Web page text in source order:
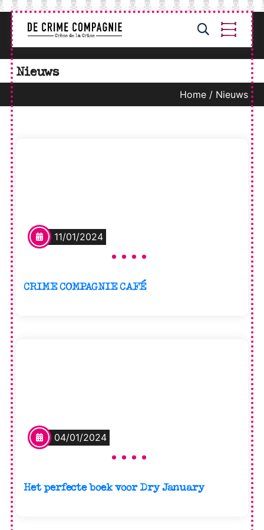
Auteurs
Nieuws
Home / Nieuws
11/01/2024
CRIME COMPAGNIE CAFÉ
04/01/2024
Het perfecte boek voor Dry January